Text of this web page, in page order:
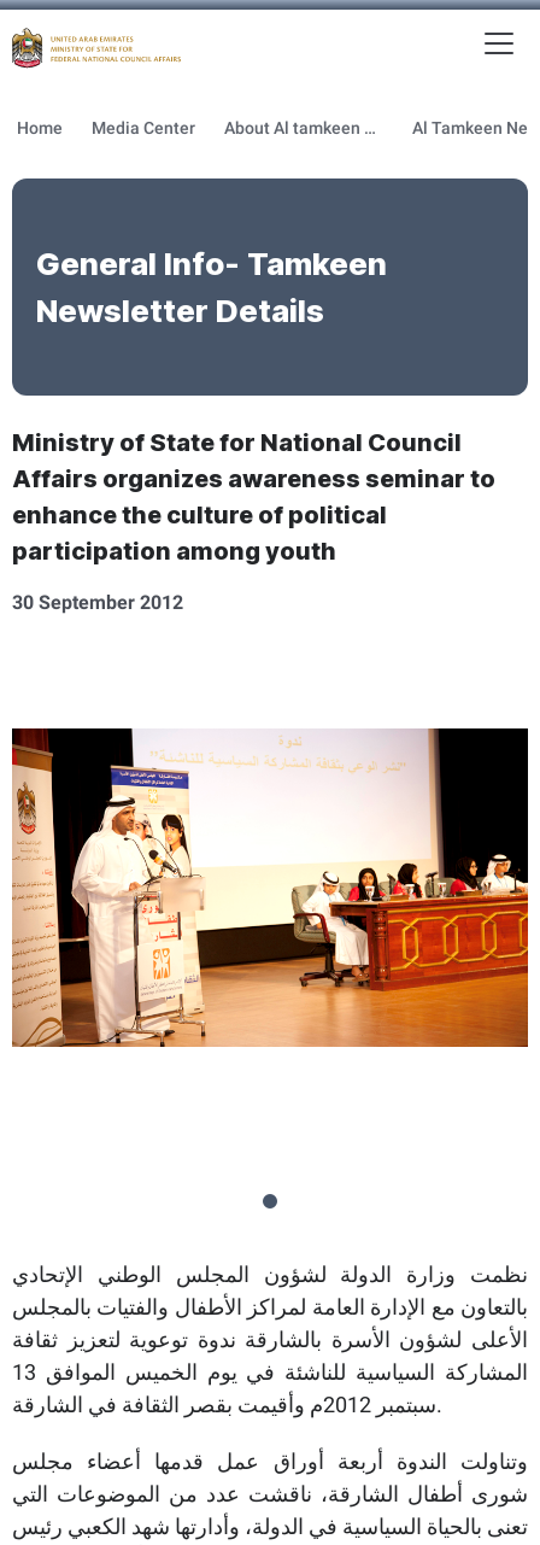
Home Media Center About Al tamkeen newsletter
General Info- Tamkeen
Newsletter Details
Ministry of State for National Council
Affairs organizes awareness seminar to
enhance the culture of political
participation among youth
30 September 2012
نظمت وزارة الدولة لشؤون المجلس الوطني الإتحادي
بالتعاون مع الإدارة العامة لمراكز الأطفال والفتيات بالمجلس
الأعلى لشؤون الأسرة بالشارقة ندوة توعوية لتعزيز ثقافة
المشاركة السياسية للناشئة في يوم الخميس الموافق 13
سبتمبر 2012م وأقيمت بقصر الثقافة في الشارقة.
وتناولت الندوة أربعة أوراق عمل قدمها أعضاء مجلس
شورى أطفال الشارقة، ناقشت عدد من الموضوعات التي
تعنى بالحياة السياسية في الدولة، وأدارتها شهد الكعبي رئيس